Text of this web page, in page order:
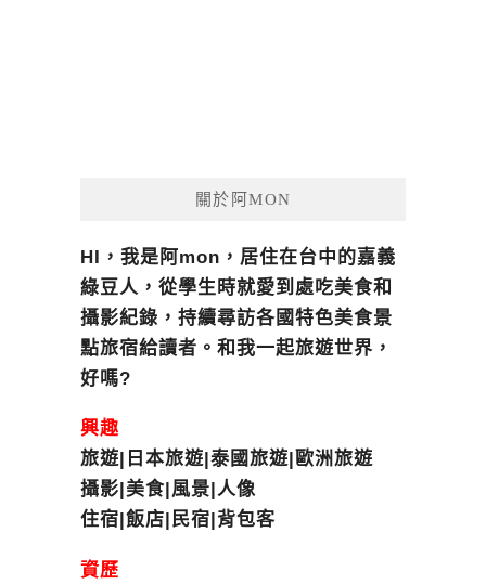
關於阿MON
HI，我是阿mon，居住在台中的嘉義
綠豆人，從學生時就愛到處吃美食和
攝影紀錄，持續尋訪各國特色美食景
點旅宿給讀者。和我一起旅遊世界，
好嗎?
興趣
旅遊|日本旅遊|泰國旅遊|歐洲旅遊
攝影|美食|風景|人像
住宿|飯店|民宿|背包客
資歷